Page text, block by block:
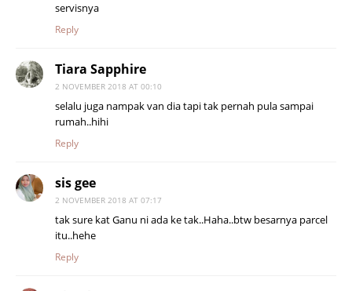
servisnya
Reply
Tiara Sapphire
2 NOVEMBER 2018 AT 00:10
selalu juga nampak van dia tapi tak pernah pula sampai
rumah..hihi
Reply
sis gee
2 NOVEMBER 2018 AT 07:17
tak sure kat Ganu ni ada ke tak..Haha..btw besarnya parcel
itu..hehe
Reply